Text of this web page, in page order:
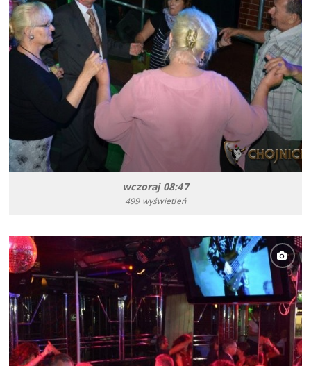
wczoraj 08:47
499 wyświetleń